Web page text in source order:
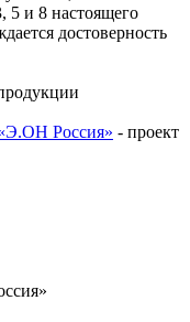
5 и 8 настоящего
достоверность
Россия» - проект